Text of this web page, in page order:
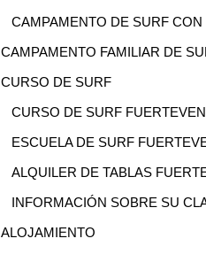
CAMPAMENTO DE SURF
CAMPAMENTO FAMILIAR DE
CURSO DE SURF
CURSO DE SURF
ESCUELA DE SURF
ALQUILER DE TABLAS
INFORMACIÓN SOBRE SU
ALOJAMIENTO